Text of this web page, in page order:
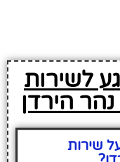
לשירות
הירדן
שירות